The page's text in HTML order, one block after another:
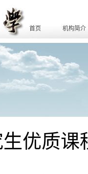
首页 机构简介
优质